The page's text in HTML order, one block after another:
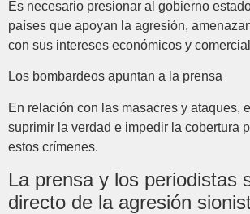
Es necesario presionar al gobierno
países que apoyan la agresión,
con sus intereses económicos y
Los bombardeos apuntan a la prensa
En relación con las masacres y ataques,
suprimir la verdad e impedir la cobertura
estos crímenes.
La prensa y los periodistas
directo de la agresión